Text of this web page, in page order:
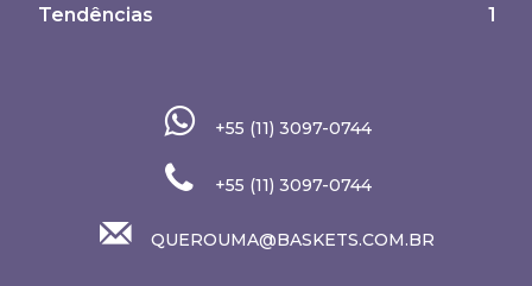
Tendências 1
+55 (11) 3097-0744
+55 (11) 3097-0744
QUEROUMA@BASKETS.COM.BR